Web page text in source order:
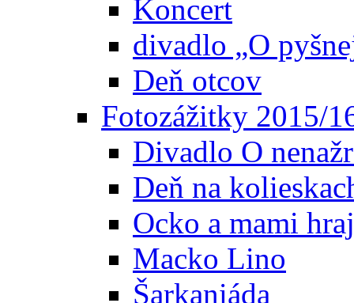
Koncert
divadlo „O
Deň otcov
Fotozážitky 2015/
Divadlo O
Deň na
Ocko a mami
Macko Lino
Šarkaniáda